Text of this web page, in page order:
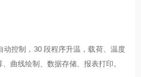
动控制，30 段程序升温，载荷、温度
曲线绘制、数据存储、报表打印。